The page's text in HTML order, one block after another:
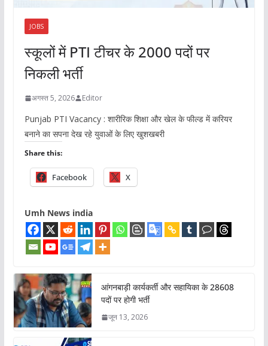
JOBS
स्कूलों में PTI टीचर के 2000 पदों पर
निकली भर्ती
अगस्त 5, 2026 Editor
Punjab PTI Vacancy : शारीरिक शिक्षा और खेल के फील्ड में करियर
बनाने का सपना देख रहे युवाओं के लिए खुशखबरी
Share this:
Facebook X
Umh News india
आंगनबाड़ी कार्यकर्ती और सहायिका के 28608
पदों पर होगी भर्ती
जून 13, 2026